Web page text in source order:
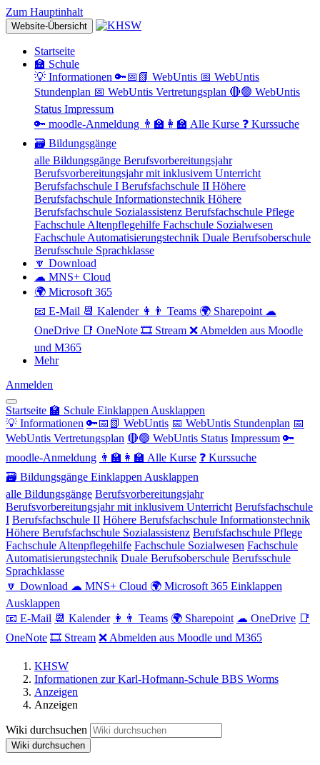
Zum Hauptinhalt
Website-Übersicht
Startseite
🏫 Schule
💡 Informationen 🔑📅📗 WebUntis 📅 WebUntis
Stundenplan 📅 WebUntis Vertretungsplan 🔴🟢 WebUntis
Status Impressum
🔑 moodle-Anmeldung 👨‍🏫👩‍🏫 Alle Kurse ❓ Kurssuche
🗃 Bildungsgänge
alle Bildungsgänge Berufsvorbereitungsjahr
Berufsvorbereitungsjahr mit inklusivem Unterricht
Berufsfachschule I Berufsfachschule II Höhere
Berufsfachschule Informationstechnik Höhere
Berufsfachschule Sozialassistenz Berufsfachschule Pflege
Fachschule Altenpflegehilfe Fachschule Sozialwesen
Fachschule Automatisierungstechnik Duale Berufsoberschule
Berufsschule Sprachklasse
🔽 Download
☁ MNS+ Cloud
🌍 Microsoft 365
📧 E-Mail 📆 Kalender 👩👨 Teams 🌍 Sharepoint ☁
OneDrive 📑 OneNote 🎞 Stream ❌ Abmelden aus Moodle
und M365
Mehr
Anmelden
Startseite 🏫 Schule Einklappen Ausklappen
💡 Informationen 🔑📅📗 WebUntis 📅 WebUntis Stundenplan 📅
WebUntis Vertretungsplan 🔴🟢 WebUntis Status Impressum 🔑
moodle-Anmeldung 👨‍🏫👩‍🏫 Alle Kurse ❓ Kurssuche
🗃 Bildungsgänge Einklappen Ausklappen
alle Bildungsgänge Berufsvorbereitungsjahr
Berufsvorbereitungsjahr mit inklusivem Unterricht Berufsfachschule
I Berufsfachschule II Höhere Berufsfachschule Informationstechnik
Höhere Berufsfachschule Sozialassistenz Berufsfachschule Pflege
Fachschule Altenpflegehilfe Fachschule Sozialwesen Fachschule
Automatisierungstechnik Duale Berufsoberschule Berufsschule
Sprachklasse
🔽 Download ☁ MNS+ Cloud 🌍 Microsoft 365 Einklappen
Ausklappen
📧 E-Mail 📆 Kalender 👩👨 Teams 🌍 Sharepoint ☁ OneDrive 📑
OneNote 🎞 Stream ❌ Abmelden aus Moodle und M365
KHSW
Informationen zur Karl-Hofmann-Schule BBS Worms
Anzeigen
Anzeigen
Wiki durchsuchen
Wiki durchsuchen